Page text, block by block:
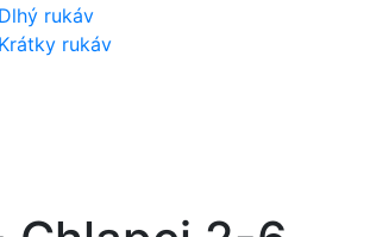
Dlhý rukáv
Krátky rukáv